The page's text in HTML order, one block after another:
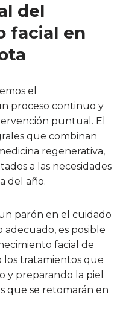
del
facial en
el
proceso continuo y
puntual. El
que combinan
regenerativa,
a las necesidades
del año.
parón en el cuidado
adecuado, es posible
facial de
los tratamientos que
y preparando la piel
que se retomarán en